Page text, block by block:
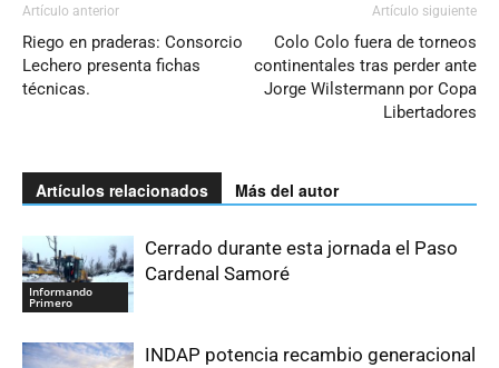
Artículo anterior
Riego en praderas: Consorcio
Lechero presenta fichas
técnicas.
Artículo siguiente
Colo Colo fuera de torneos
continentales tras perder ante
Jorge Wilstermann por Copa
Libertadores
Artículos relacionados Más del autor
Informando
Primero
Cerrado durante esta jornada el Paso
Cardenal Samoré
INDAP potencia recambio generacional